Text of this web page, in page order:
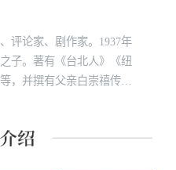
评论家、剧作家。1937年
子。著有《台北人》《纽
，并撰有父亲白崇禧传记